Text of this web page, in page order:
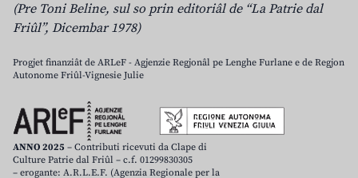
(Pre Toni Beline, sul so prin editoriâl de “La Patrie dal
Friûl”, Dicembar 1978)
Progjet finanziât de ARLeF - Agjenzie Regjonâl pe Lenghe Furlane e de Regjon
Autonome Friûl-Vignesie Julie
ANNO 2025 – Contributi ricevuti da Clape di
Culture Patrie dal Friûl – c.f. 01299830305
– erogante: A.R.L.E.F. (Agenzia Regionale per la